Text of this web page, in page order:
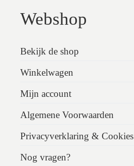
Webshop
Bekijk de shop
Winkelwagen
Mijn account
Algemene Voorwaarden
Privacyverklaring & Cookies
Nog vragen?